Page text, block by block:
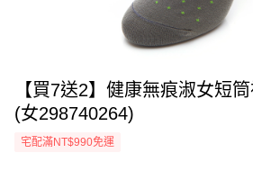
【買7送2】健康無痕淑女短
(女298740264)
宅配滿NT$990免運